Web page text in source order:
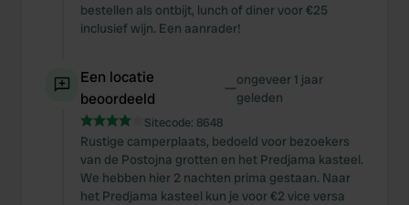
bestellen als ontbijt, lunch of diner voor €25
inclusief wijn. Een aanrader!
Een locatie
beoordeeld
—ongeveer 1 jaar
geleden
Sitecode: 8648
Rustige camperplaats, bedoeld voor bezoekers
van de Postojna grotten en het Predjama kasteel.
We hebben hier 2 nachten prima gestaan. Naar
het Predjama kasteel kun je voor €2 vice versa